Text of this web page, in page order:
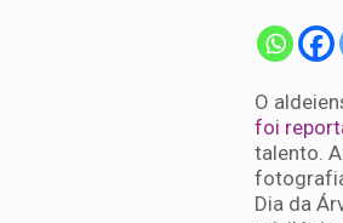
O
foi
talento.
Dia da